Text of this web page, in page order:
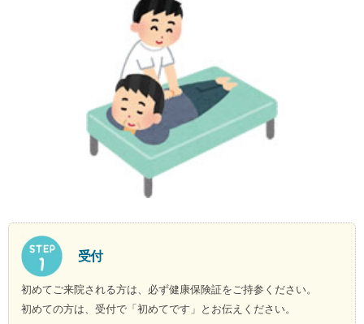
受付
初めてご来院される方は、必ず健康保険証をご持参ください。
初めての方は、受付で「初めてです」とお伝えください。